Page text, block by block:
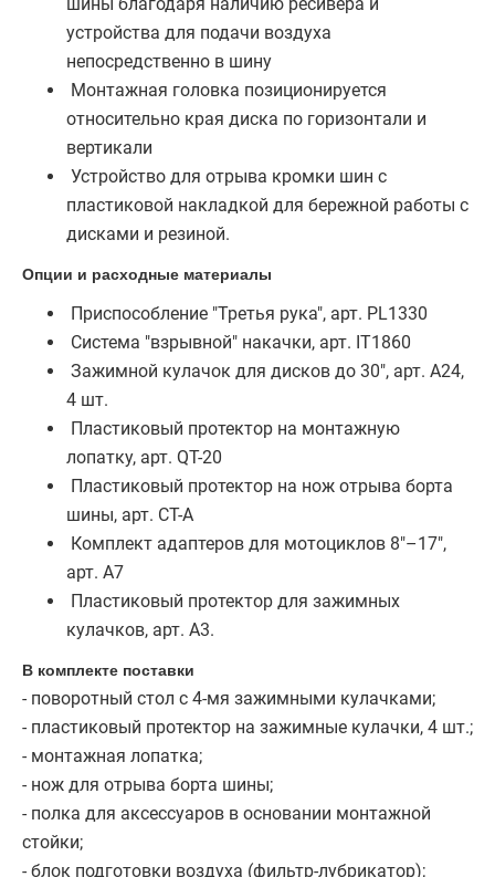
устройства для подачи воздуха
непосредственно в шину
Монтажная головка позиционируется
относительно края диска по горизонтали и
вертикали
Устройство для отрыва кромки шин с
пластиковой накладкой для бережной работы с
дисками и резиной.
Опции и расходные материалы
Приспособление "Третья рука", арт. PL1330
Система "взрывной" накачки, арт. IT1860
Зажимной кулачок для дисков до 30", арт. A24,
4 шт.
Пластиковый протектор на монтажную
лопатку, арт. QT-20
Пластиковый протектор на нож отрыва борта
шины, арт. CT-A
Комплект адаптеров для мотоциклов 8"–17",
арт. A7
Пластиковый протектор для зажимных
кулачков, арт. A3.
В комплекте поставки
- поворотный стол с 4-мя зажимными кулачками;
- пластиковый протектор на зажимные кулачки, 4 шт.;
- монтажная лопатка;
- нож для отрыва борта шины;
- полка для аксессуаров в основании монтажной
стойки;
- блок подготовки воздуха (фильтр-лубрикатор);